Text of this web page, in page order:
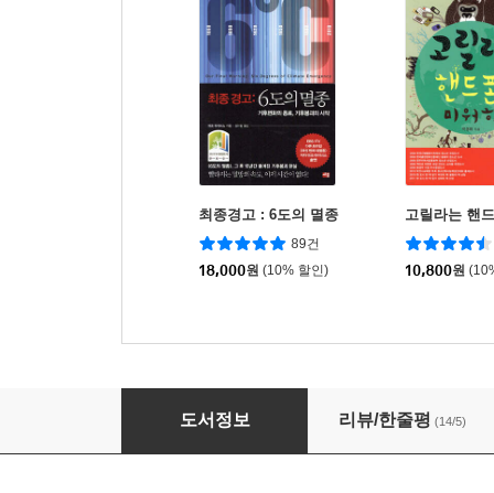
최종경고 : 6도의 멸종
89건
18,000원 (10% 할인)
고릴라는 핸
10,800원
벌레를 사랑하는 기분
도서정보 리뷰/한줄평 (14/5)